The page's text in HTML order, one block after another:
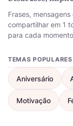
Frases,
compartilhar em 1
para cada
TEMAS POPULARES
Aniversário
Motivação